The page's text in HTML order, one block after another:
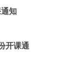
知
开课通